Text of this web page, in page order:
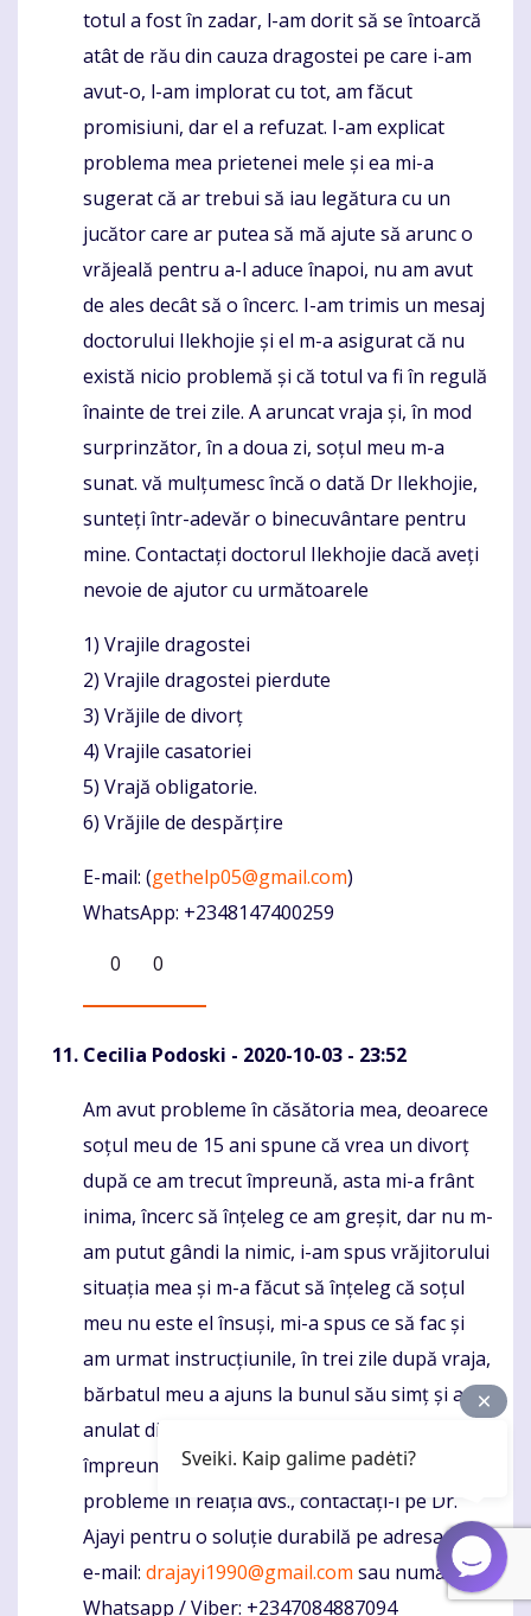
totul a fost în zadar, l-am dorit să se întoarcă
atât de rău din cauza dragostei pe care i-am
avut-o, l-am implorat cu tot, am făcut
promisiuni, dar el a refuzat. I-am explicat
problema mea prietenei mele și ea mi-a
sugerat că ar trebui să iau legătura cu un
jucător care ar putea să mă ajute să arunc o
vrăjeală pentru a-l aduce înapoi, nu am avut
de ales decât să o încerc. I-am trimis un mesaj
doctorului Ilekhojie și el m-a asigurat că nu
există nicio problemă și că totul va fi în regulă
înainte de trei zile. A aruncat vraja și, în mod
surprinzător, în a doua zi, soțul meu m-a
sunat. vă mulțumesc încă o dată Dr Ilekhojie,
sunteți într-adevăr o binecuvântare pentru
mine. Contactați doctorul Ilekhojie dacă aveți
nevoie de ajutor cu următoarele
1) Vrajile dragostei
2) Vrajile dragostei pierdute
3) Vrăjile de divorț
4) Vrajile casatoriei
5) Vrajă obligatorie.
6) Vrăjile de despărțire
E-mail: (gethelp05@gmail.com)
WhatsApp: +2348147400259
0
0
Cecilia Podoski - 2020-10-03 - 23:52
Komentaras
Am avut probleme în căsătoria mea, deoarece
soțul meu de 15 ani spune că vrea un divorț
după ce am trecut împreună, asta mi-a frânt
inima, încerc să înțeleg ce am greșit, dar nu m-
am putut gândi la nimic, i-am spus vrăjitorului
situația mea și m-a făcut să înțeleg că soțul
meu nu este el însuși, mi-a spus ce să fac și
am urmat instrucțiunile, în trei zile după vraja,
bărbatul meu a ajuns la bunul său simț și a
anulat divorțul, de atunci am fost trăind fericiți
împreună fără nicio problemă, dacă aveți
probleme în relația dvs., contactați-l pe Dr.
Ajayi pentru o soluție durabilă pe adresa sa de
e-mail: drajayi1990@gmail.com sau numărul
Whatsapp / Viber: +2347084887094
Sveiki. Kaip galime padėti?